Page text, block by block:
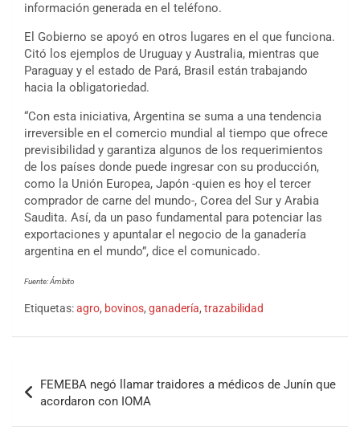
información generada en el teléfono.
El Gobierno se apoyó en otros lugares en el que funciona.
Citó los ejemplos de Uruguay y Australia, mientras que
Paraguay y el estado de Pará, Brasil están trabajando
hacia la obligatoriedad.
“Con esta iniciativa, Argentina se suma a una tendencia
irreversible en el comercio mundial al tiempo que ofrece
previsibilidad y garantiza algunos de los requerimientos
de los países donde puede ingresar con su producción,
como la Unión Europea, Japón -quien es hoy el tercer
comprador de carne del mundo-, Corea del Sur y Arabia
Saudita. Así, da un paso fundamental para potenciar las
exportaciones y apuntalar el negocio de la ganadería
argentina en el mundo”, dice el comunicado.
Fuente: Ámbito
Etiquetas:agro, bovinos, ganadería, trazabilidad
FEMEBA negó llamar traidores a médicos de Junín que
acordaron con IOMA